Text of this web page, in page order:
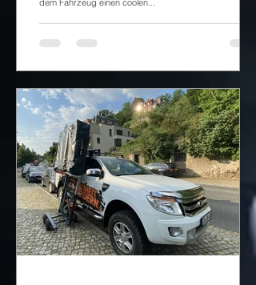
dem Fahrzeug einen coolen...